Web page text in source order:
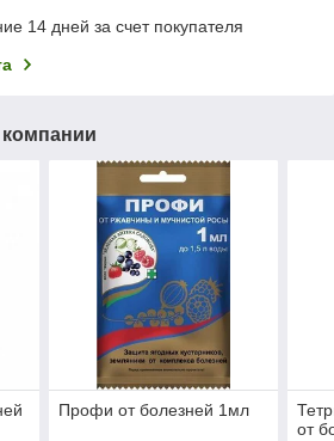
14 дней за счет покупателя
Профи от болезней 1мл
от